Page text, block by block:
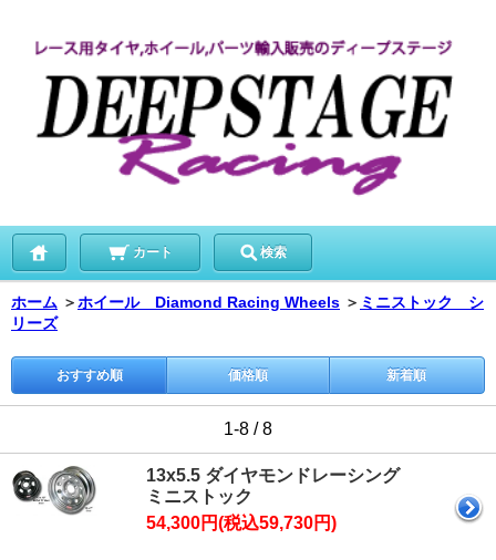
カート 検索
ホーム ＞ホイール Diamond Racing Wheels ＞ ミニストック シ
リーズ
おすすめ順 価格順 新着順
1-8 / 8
13x5.5 ダイヤモンドレーシング
ミニストック
54,300円(税込59,730円)